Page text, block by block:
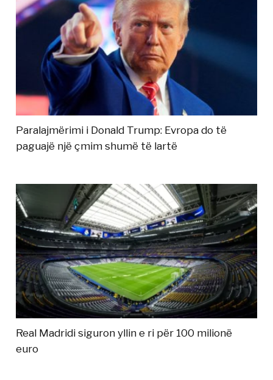
Paralajmërimi i Donald Trump: Evropa do të
paguajë një çmim shumë të lartë
Real Madridi siguron yllin e ri për 100 milionë
euro